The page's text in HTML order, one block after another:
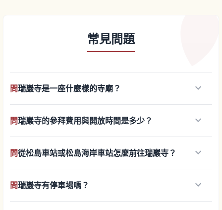
常見問題
問瑞巖寺是一座什麼樣的寺廟？ keyboard_arrow_down
問瑞巖寺的參拜費用與開放時間是多少？ keyboard_arrow_down
問從松島車站或松島海岸車站怎麼前往瑞巖寺？ keyboard_arrow_down
問瑞巖寺有停車場嗎？ keyboard_arrow_down